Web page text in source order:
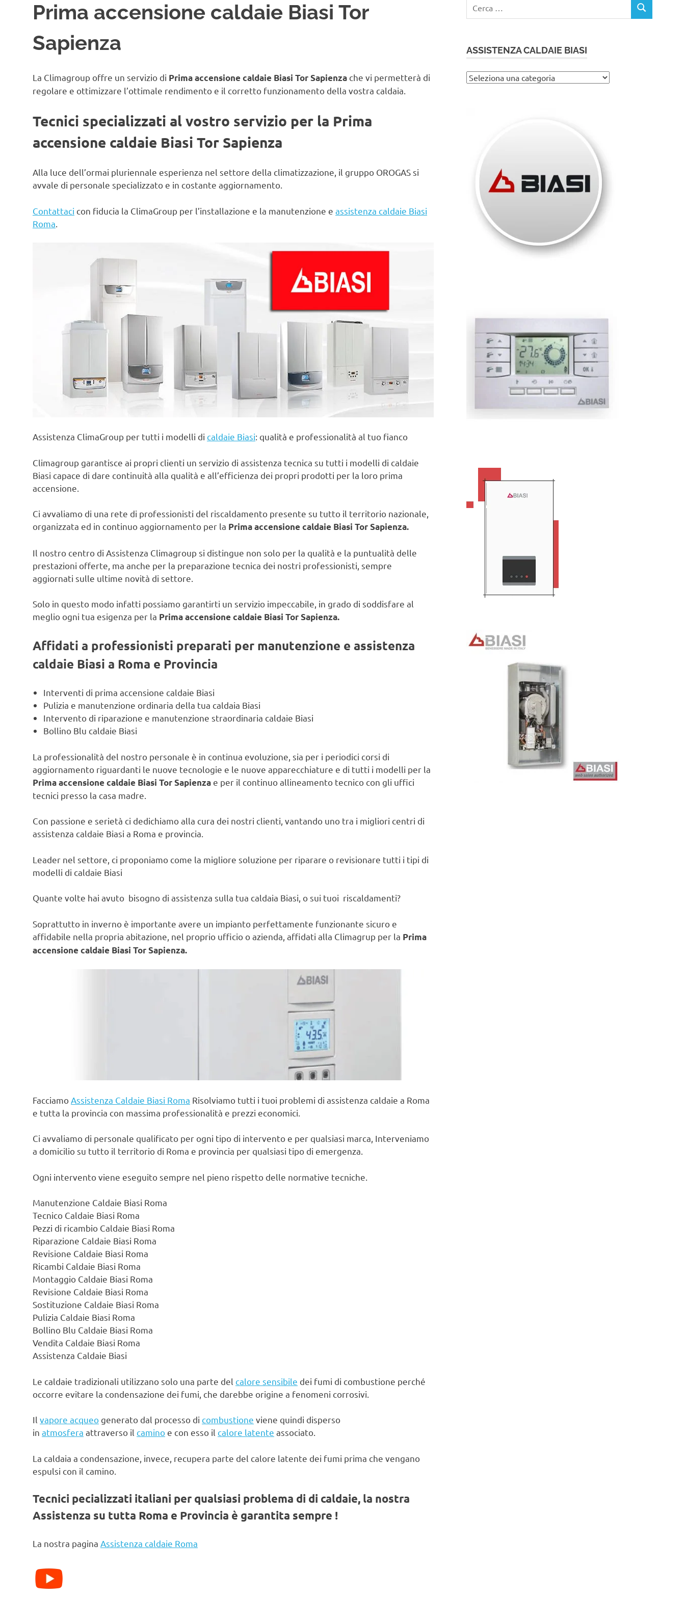
Prima accensione caldaie Biasi Tor
Sapienza
La Climagroup offre un servizio di Prima accensione caldaie Biasi Tor Sapienza che vi permetterà di
regolare e ottimizzare l’ottimale rendimento e il corretto funzionamento della vostra caldaia.
Tecnici specializzati al vostro servizio per la Prima
accensione caldaie Biasi Tor Sapienza
Alla luce dell’ormai pluriennale esperienza nel settore della climatizzazione, il gruppo OROGAS si
avvale di personale specializzato e in costante aggiornamento.
Contattaci con fiducia la ClimaGroup per l’installazione e la manutenzione e assistenza caldaie Biasi
Roma
Assistenza ClimaGroup per tutti i modelli di caldaie Biasi: qualità e professionalità al tuo fianco
Climagroup garantisce ai propri clienti un servizio di assistenza tecnica su tutti i modelli di caldaie
Biasi capace di dare continuità alla qualità e all’efficienza dei propri prodotti per la loro prima
accensione.
Ci avvaliamo di una rete di professionisti del riscaldamento presente su tutto il territorio nazionale,
organizzata ed in continuo aggiornamento per la Prima accensione caldaie Biasi Tor Sapienza.
Il nostro centro di Assistenza Climagroup si distingue non solo per la qualità e la puntualità delle
prestazioni offerte, ma anche per la preparazione tecnica dei nostri professionisti, sempre
aggiornati sulle ultime novità di settore.
Solo in questo modo infatti possiamo garantirti un servizio impeccabile, in grado di soddisfare al
meglio ogni tua esigenza per la Prima accensione caldaie Biasi Tor Sapienza.
Affidati a professionisti preparati per manutenzione e assistenza
caldaie Biasi a Roma e Provincia
Interventi di prima accensione caldaie Biasi
Pulizia e manutenzione ordinaria della tua caldaia Biasi
Intervento di riparazione e manutenzione straordinaria caldaie Biasi
Bollino Blu caldaie Biasi
La professionalità del nostro personale è in continua evoluzione, sia per i periodici corsi di
aggiornamento riguardanti le nuove tecnologie e le nuove apparecchiature e di tutti i modelli per la
Prima accensione caldaie Biasi Tor Sapienza e per il continuo allineamento tecnico con gli uffici
tecnici presso la casa madre.
Con passione e serietà ci dedichiamo alla cura dei nostri clienti, vantando uno tra i migliori centri di
assistenza caldaie Biasi a Roma e provincia.
Leader nel settore, ci proponiamo come la migliore soluzione per riparare o revisionare tutti i tipi di
modelli di caldaie Biasi
Quante volte hai avuto bisogno di assistenza sulla tua caldaia Biasi, o sui tuoi riscaldamenti?
Soprattutto in inverno è importante avere un impianto perfettamente funzionante sicuro e
affidabile nella propria abitazione, nel proprio ufficio o azienda, affidati alla Climagrup per la Prima
accensione caldaie Biasi Tor Sapienza.
Facciamo Assistenza Caldaie Biasi Roma Risolviamo tutti i tuoi problemi di assistenza caldaie a Roma
e tutta la provincia con massima professionalità e prezzi economici.
Ci avvaliamo di personale qualificato per ogni tipo di intervento e per qualsiasi marca, Interveniamo
a domicilio su tutto il territorio di Roma e provincia per qualsiasi tipo di emergenza.
Ogni intervento viene eseguito sempre nel pieno rispetto delle normative tecniche.
Manutenzione Caldaie Biasi Roma
Tecnico Caldaie Biasi Roma
Pezzi di ricambio Caldaie Biasi Roma
Riparazione Caldaie Biasi Roma
Revisione Caldaie Biasi Roma
Ricambi Caldaie Biasi Roma
Montaggio Caldaie Biasi Roma
Revisione Caldaie Biasi Roma
Sostituzione Caldaie Biasi Roma
Pulizia Caldaie Biasi Roma
Bollino Blu Caldaie Biasi Roma
Vendita Caldaie Biasi Roma
Assistenza Caldaie Biasi
Le caldaie tradizionali utilizzano solo una parte del calore sensibile dei fumi di combustione perché
occorre evitare la condensazione dei fumi, che darebbe origine a fenomeni corrosivi.
Il vapore acqueo generato dal processo di combustione viene quindi disperso
in atmosfera attraverso il camino e con esso il calore latente associato.
La caldaia a condensazione, invece, recupera parte del calore latente dei fumi prima che vengano
espulsi con il camino.
Tecnici pecializzati italiani per qualsiasi problema di di caldaie, la nostra
Assistenza su tutta Roma e Provincia è garantita sempre !
La nostra pagina Assistenza caldaie Roma
per:
CERCA
ASSISTENZA CALDAIE BIASI
Assistenza